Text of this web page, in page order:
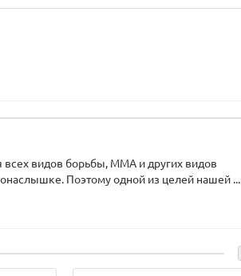
всех видов борьбы, ММА и других видов
Поэтому одной из целей нашей ...